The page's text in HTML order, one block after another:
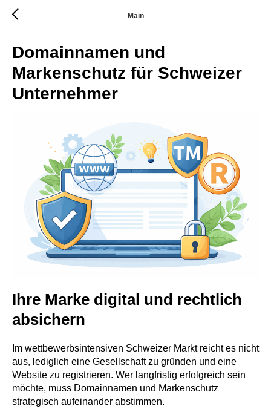
Main
Domainnamen und
Markenschutz für Schweizer
Unternehmer
Ihre Marke digital und rechtlich
absichern
Im wettbewerbsintensiven Schweizer Markt reicht es nicht
aus, lediglich eine Gesellschaft zu gründen und eine
Website zu registrieren. Wer langfristig erfolgreich sein
möchte, muss Domainnamen und Markenschutz
strategisch aufeinander abstimmen.